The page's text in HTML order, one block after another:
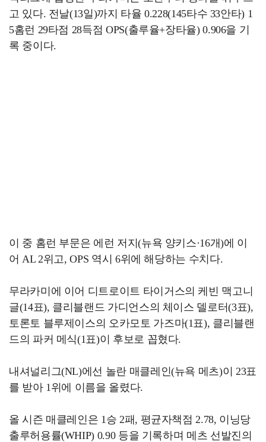
고 있다. 전날(13일)까지 타율 0.228(145타수 33안타) 1
5홈런 29타점 28득점 OPS(출루율+장타율) 0.906을 기
록 중이다.
이 중 홈런 부문은 에런 저지(뉴욕 양키스·16개)에 이
어 AL 2위고, OPS 역시 6위에 해당하는 수치다.
무라카미에 이어 디트로이트 타이거스의 케빈 맥고니
글(14표), 클리블랜드 가디언스의 체이스 델로터(3표),
토론토 블루제이스의 오카모토 가즈마(1표), 클리블랜
드의 파커 메식(1표)이 후보로 꼽혔다.
내셔널리그(NL)에선 놀란 매클레인(뉴욕 메츠)이 23표
를 받아 1위에 이름을 올렸다.
올 시즌 매클레인은 1승 2패, 평균자책점 2.78, 이닝당
출루허용률(WHIP) 0.90 등을 기록하며 메츠 선발진의